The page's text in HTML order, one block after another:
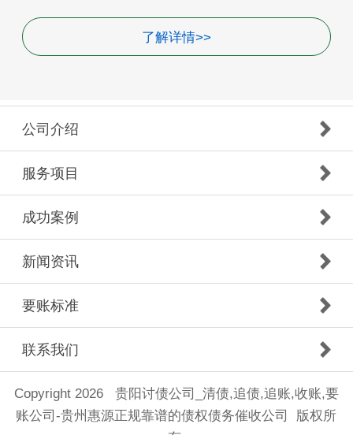
了解详情>>
公司介绍
服务项目
成功案例
新闻资讯
要账标准
联系我们
Copyright 2026 贵阳讨债公司_清债,追债,追账,收账,要
账公司-贵州惠源正规靠谱的债权债务催收公司 版权所